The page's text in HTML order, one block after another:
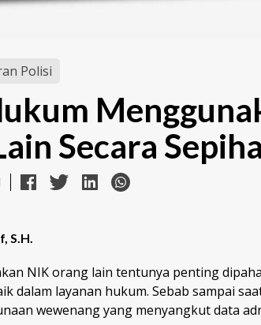
Polisi
Secara
S.H.
NIK orang lain tentunya penting
dalam layanan hukum. Sebab sampai
wewenang yang menyangkut data